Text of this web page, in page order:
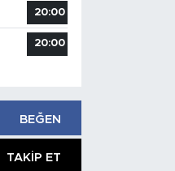
20:00
20:00
BEĞEN
TAKIP ET